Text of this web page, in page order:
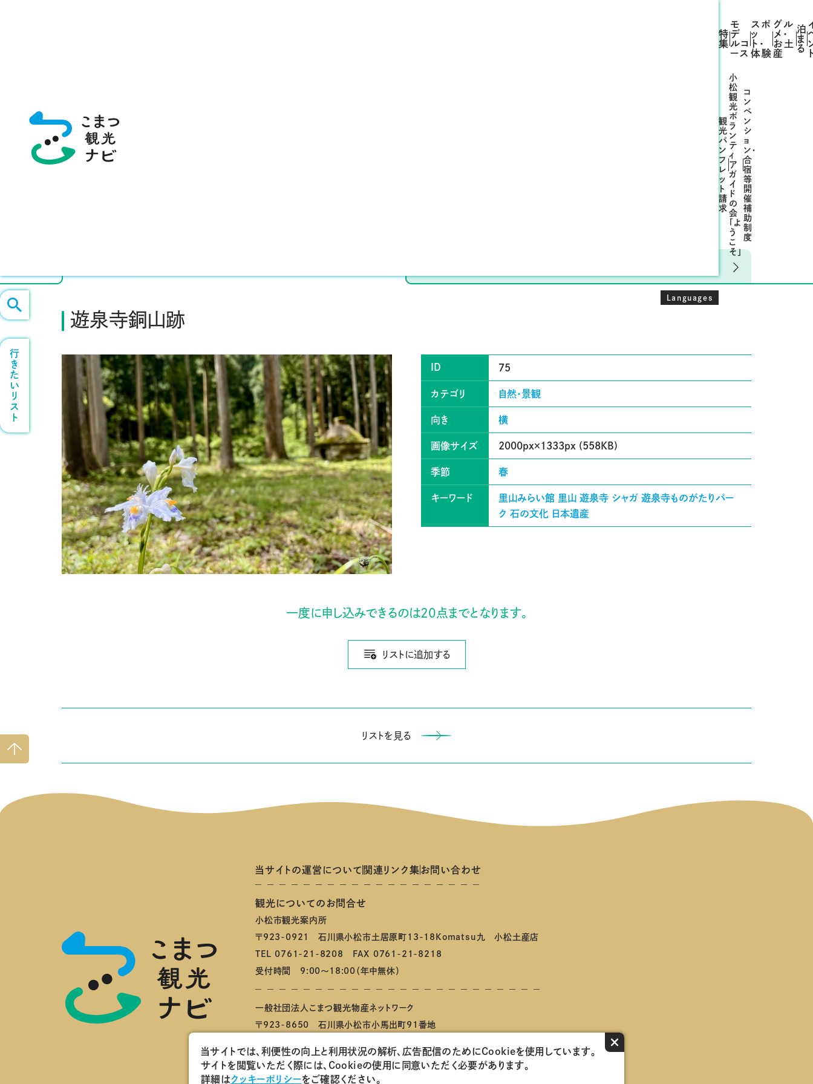
特
集
モ
デ
ルコ
ース
スポ
ッ
ト・
体験
グル
メ・
お土
産
泊
ま
る
観
光
パ
ン
フ
レ
ッ
ト
請
求
小
松
観
光
ボ
ラ
ン
テ
ィ
ア
ガ
イ
ド
の
会
「よ
う
こ
そ」
コ
ン
ベ
ン
シ
ョ
ン・
合
宿
等
開
催
補
助
制
度
行きたいリスト
Languages
遊泉寺銅山跡
ID 75
カテゴリ 自然・景観
向き 横
画像サイズ 2000px×1333px (558KB)
季節 春
キーワード 里山みらい館 里山 遊泉寺 シャガ 遊泉寺ものがたりパー
ク 石の文化 日本遺産
一度に申し込みできるのは20点までとなります。
リストに追加する
リストを見る
ページ
トップ
当サイトの運営について 関連リンク集お問い合わせ
観光についてのお問合せ
小松市観光案内所
〒923-0921 石川県小松市土居原町13-18Komatsu九 小松土産店
TEL 0761-21-8208 FAX 0761-21-8218
受付時間 9:00～18:00（年中無休）
一般社団法人こまつ観光物産ネットワーク
〒923-8650 石川県小松市小馬出町91番地
こまつもんマルシェ 会員ログインページ こまつ観光物産ネットワーク会員紹介
当サイトでは、利便性の向上と利用状況の解析、広告配信のためにCookieを使用しています。
サイトを閲覧いただく際には、Cookieの使用に同意いただく必要があります。
詳細はクッキーポリシーをご確認ください。
×